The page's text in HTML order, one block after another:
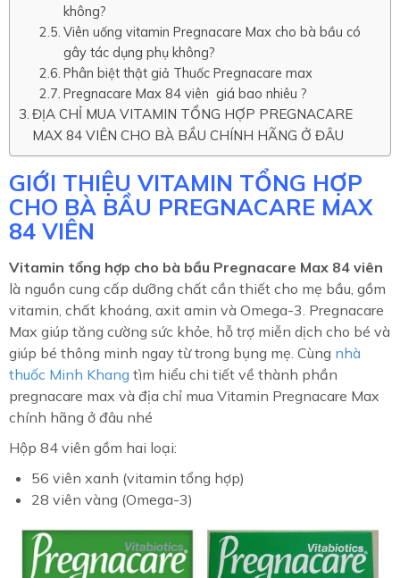
không?
Viên uống vitamin Pregnacare Max cho bà bầu có
gây tác dụng phụ không?
Phân biệt thật giả Thuốc Pregnacare max
Pregnacare Max 84 viên giá bao nhiêu ?
ĐỊA CHỈ MUA VITAMIN TỔNG HỢP PREGNACARE
MAX 84 VIÊN CHO BÀ BẦU CHÍNH HÃNG Ở ĐÂU
GIỚI THIỆU VITAMIN TỔNG HỢP
CHO BÀ BẦU PREGNACARE MAX
84 VIÊN
Vitamin tổng hợp cho bà bầu Pregnacare Max 84 viên
là nguồn cung cấp dưỡng chất cần thiết cho mẹ bầu, gồm
vitamin, chất khoáng, axit amin và Omega-3. Pregnacare
Max giúp tăng cường sức khỏe, hỗ trợ miễn dịch cho bé và
giúp bé thông minh ngay từ trong bụng mẹ. Cùng nhà
thuốc Minh Khang tìm hiểu chi tiết về thành phần
pregnacare max và địa chỉ mua Vitamin Pregnacare Max
chính hãng ở đâu nhé
Hộp 84 viên gồm hai loại:
56 viên xanh (vitamin tổng hợp)
28 viên vàng (Omega-3)